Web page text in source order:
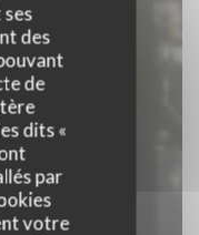
des
de
dits «
par
votre